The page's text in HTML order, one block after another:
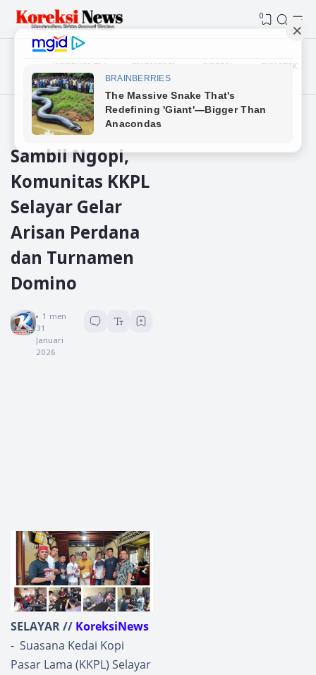
0
KOREKSI TV EKONOMI SOSIAL POLITIK
Beranda Selayar
Sambil Ngopi,
Komunitas KKPL
Selayar Gelar
Arisan Perdana
dan Turnamen
Domino
Koreksi News
1 menit baca
31
Januari
2026
SELAYAR // KoreksiNews
- Suasana Kedai Kopi
Pasar Lama (KKPL) Selayar